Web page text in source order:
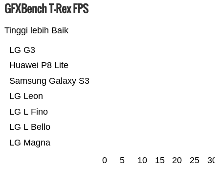
GFXBench T-Rex FPS
Tinggi lebih Baik
LG Magna
LG L Bello
LG L Fino
LG Leon
Samsung Galaxy S3
Huawei P8 Lite
LG G3
0 5 10 15 20 25 30